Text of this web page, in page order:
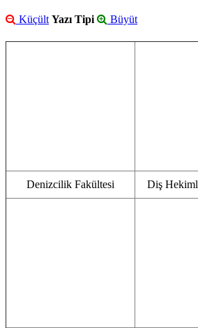
Küçült Yazı Tipi Büyüt
Denizcilik Fakültesi Diş